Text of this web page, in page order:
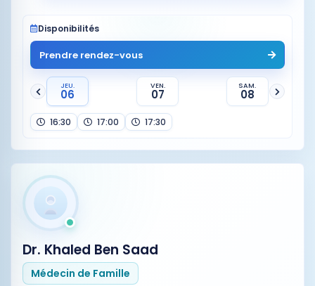
Disponibilités
Prendre rendez-vous
JEU.
06
VEN.
07
SAM.
08
16:30 17:00 17:30
Dr. Khaled Ben Saad
Médecin de Famille